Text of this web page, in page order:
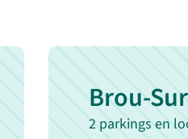
Brou-
2 parkings en